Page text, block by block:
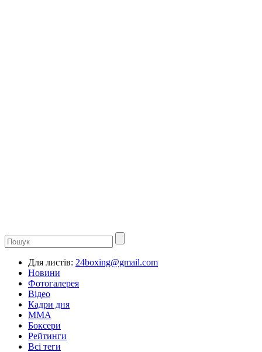
Для листів: 24boxing@gmail.com
Новини
Фотогалерея
Відео
Кадри дня
ММА
Боксери
Рейтинги
Всі теги